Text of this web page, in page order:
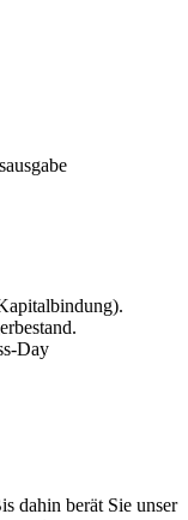
Day
dahin berät Sie unser